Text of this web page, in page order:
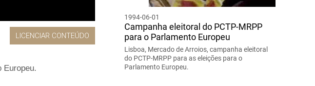
LICENCIAR CONTEÚDO
Europeu.
1994-06-01
Campanha eleitoral do PCTP-MRPP
para o Parlamento Europeu
Lisboa, Mercado de Arroios, campanha eleitoral
do PCTP-MRPP para as eleições para o
Parlamento Europeu.